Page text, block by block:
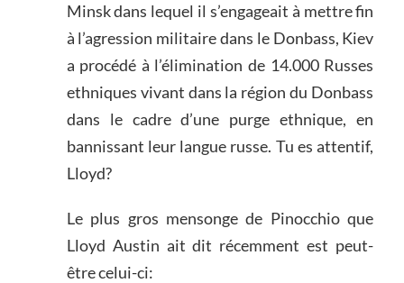
Minsk dans lequel il s’engageait à mettre fin
à l’agression militaire dans le Donbass, Kiev
a procédé à l’élimination de 14.000 Russes
ethniques vivant dans la région du Donbass
dans le cadre d’une purge ethnique, en
bannissant leur langue russe. Tu es attentif,
Lloyd?
Le plus gros mensonge de Pinocchio que
Lloyd Austin ait dit récemment est peut-
être celui-ci: